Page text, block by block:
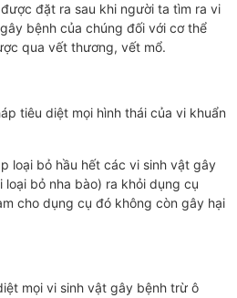
đặt ra sau khi người ta tìm ra vi
bệnh của chúng đối với cơ thể
qua vết thương, vết mổ.
tiêu diệt mọi hình thái của vi khuẩn
loại bỏ hầu hết các vi sinh vật gây
bỏ nha bào) ra khỏi dụng cụ
cho dụng cụ đó không còn gây hại
mọi vi sinh vật gây bệnh trừ ô